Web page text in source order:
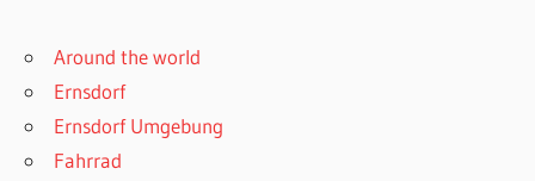
Around the world
Ernsdorf
Ernsdorf Umgebung
Fahrrad